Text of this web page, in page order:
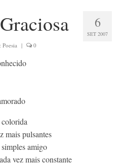
6
SET 2007
Poesia | 0
colorida
mais pulsantes
amigo
vez mais constante